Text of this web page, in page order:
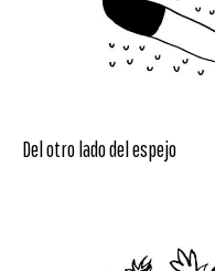
Del otro lado del espejo